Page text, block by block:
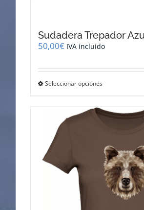
Sudadera Trepador
50,00€ IVA incluido
Seleccionar opciones
múltiples
opciones
se
pueden
elegir
en
página